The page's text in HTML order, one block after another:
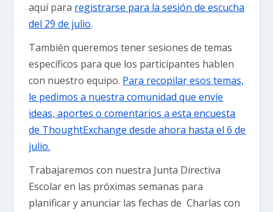
aquí para registrarse para la sesión de escucha
del 29 de julio.
También queremos tener sesiones de temas
específicos para que los participantes hablen
con nuestro equipo. Para recopilar esos temas,
le pedimos a nuestra comunidad que envíe
ideas, aportes o comentarios a esta encuesta
de ThoughtExchange desde ahora hasta el 6 de
julio.
Trabajaremos con nuestra Junta Directiva
Escolar en las próximas semanas para
planificar y anunciar las fechas de Charlas con